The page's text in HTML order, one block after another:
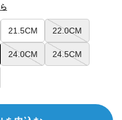
21.5CM 22.0CM
24.0CM 24.5CM